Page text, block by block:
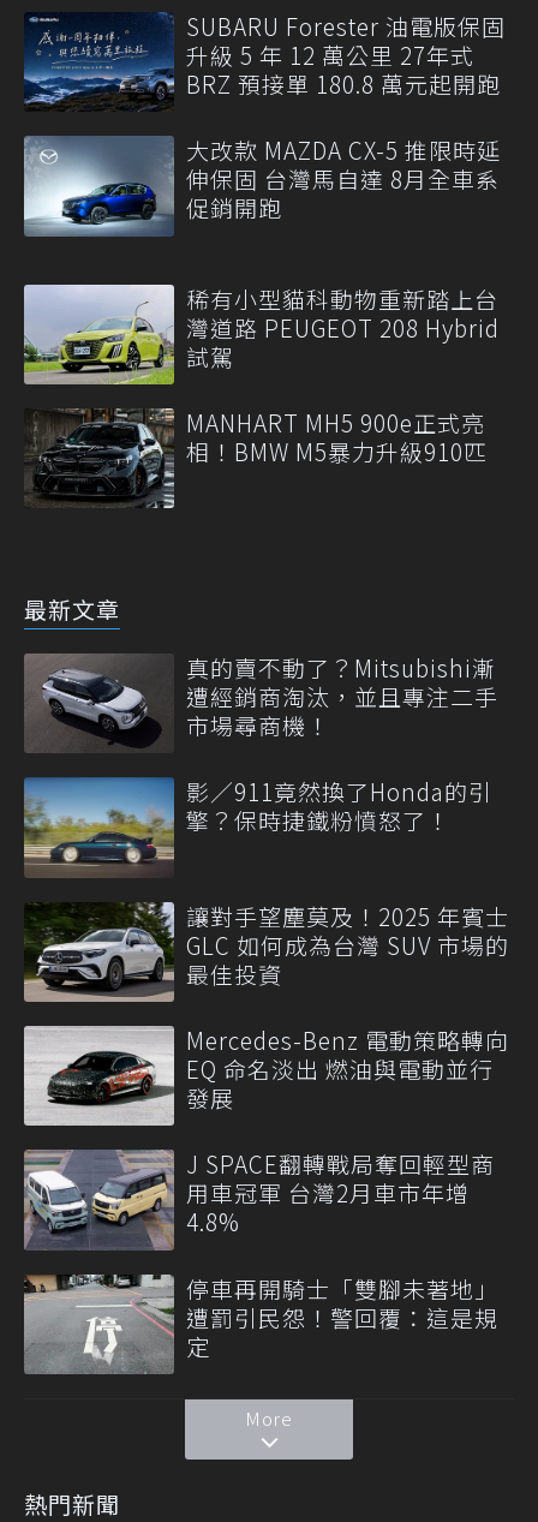
SUBARU Forester 油電版保固
升級 5 年 12 萬公里 27年式
BRZ 預接單 180.8 萬元起開跑
大改款 MAZDA CX-5 推限時延
伸保固 台灣馬自達 8月全車系
促銷開跑
稀有小型貓科動物重新踏上台
灣道路 PEUGEOT 208 Hybrid
試駕
MANHART MH5 900e正式亮
相！BMW M5暴力升級910匹
最新文章
真的賣不動了？Mitsubishi漸
遭經銷商淘汰，並且專注二手
市場尋商機！
影／911竟然換了Honda的引
擎？保時捷鐵粉憤怒了！
讓對手望塵莫及！2025 年賓士
GLC 如何成為台灣 SUV 市場的
最佳投資
Mercedes-Benz 電動策略轉向
EQ 命名淡出 燃油與電動並行
發展
J SPACE翻轉戰局奪回輕型商
用車冠軍 台灣2月車市年增
4.8%
停車再開騎士「雙腳未著地」
遭罰引民怨！警回覆：這是規
定
More
熱門新聞